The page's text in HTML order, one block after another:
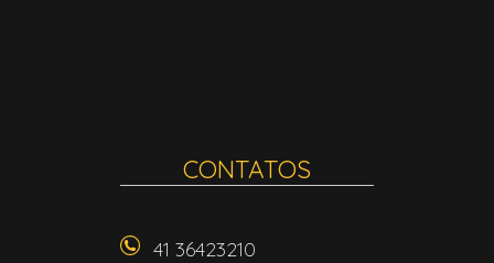
CONTATOS
41 36423210